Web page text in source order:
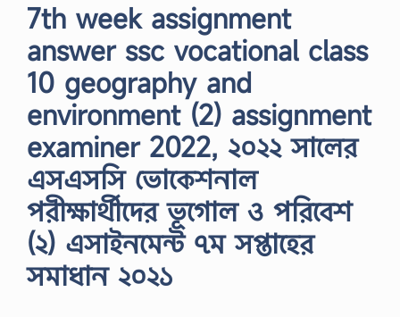
7th week assignment
answer ssc vocational class
10 geography and
environment (2) assignment
examiner 2022, ২০২২ সালের
এসএসসি ভোকেশনাল
পরীক্ষার্থীদের ভূগোল ও পরিবেশ
(২) এসাইনমেন্ট ৭ম সপ্তাহের
সমাধান ২০২১